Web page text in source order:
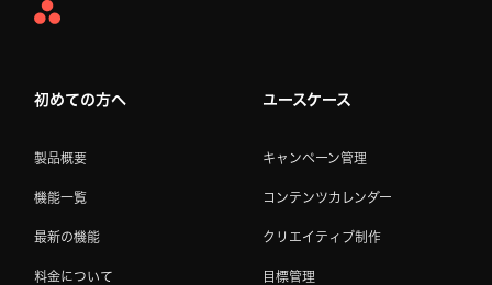
Asana
初めての方へ
製品概要
機能一覧
最新の機能
料金について
ユースケース
キャンペーン管理
コンテンツカレンダー
クリエイティブ制作
目標管理